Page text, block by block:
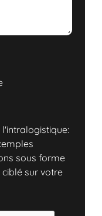
l'intralogistique:
sous forme
sur votre